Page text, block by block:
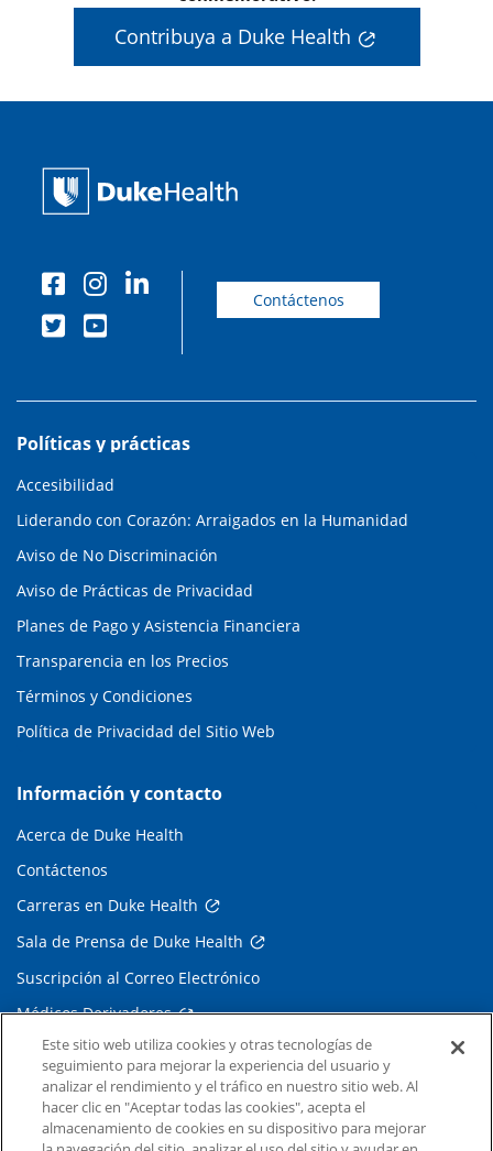
Contribuya a Duke Health
Contáctenos
Políticas y prácticas
Accesibilidad
Liderando con Corazón: Arraigados en la Humanidad
Aviso de No Discriminación
Aviso de Prácticas de Privacidad
Planes de Pago y Asistencia Financiera
Transparencia en los Precios
Términos y Condiciones
Política de Privacidad del Sitio Web
Información y contacto
Acerca de Duke Health
Contáctenos
Carreras en Duke Health
Sala de Prensa de Duke Health
Suscripción al Correo Electrónico
Médicos Derivadores
Enlaces relacionados
Duke Cancer Institute
Este sitio web utiliza cookies y otras tecnologías de
seguimiento para mejorar la experiencia del usuario y
analizar el rendimiento y el tráfico en nuestro sitio web. Al
hacer clic en "Aceptar todas las cookies", acepta el
almacenamiento de cookies en su dispositivo para mejorar